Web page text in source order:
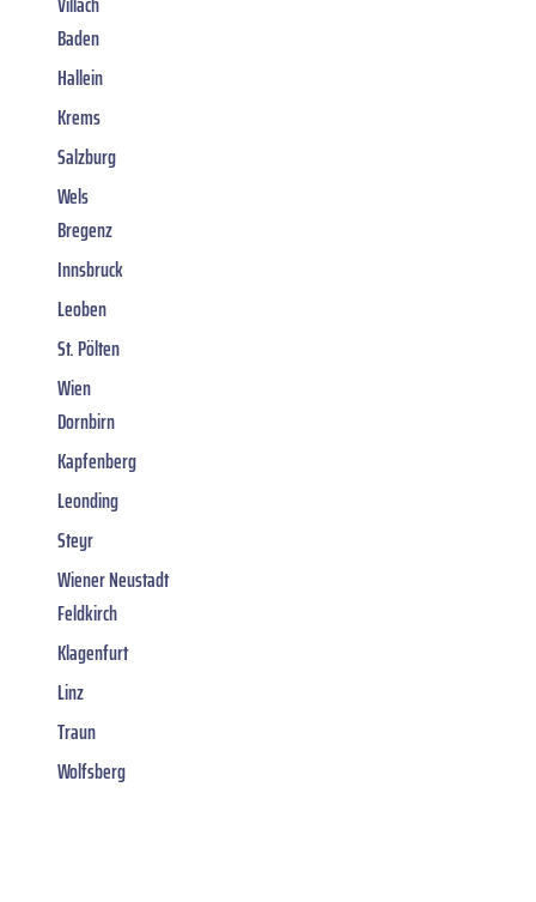
Baden
Hallein
Krems
Salzburg
Wels
Bregenz
Innsbruck
Leoben
St. Pölten
Wien
Dornbirn
Kapfenberg
Leonding
Steyr
Wiener Neustadt
Feldkirch
Klagenfurt
Linz
Traun
Wolfsberg